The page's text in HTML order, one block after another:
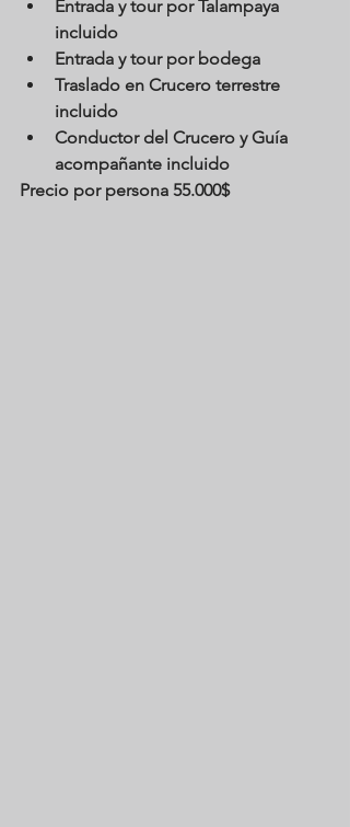
Entrada y tour por Talampaya
incluido
Entrada y tour por bodega
Traslado en Crucero terrestre
incluido
Conductor del Crucero y Guía
acompañante incluido
Precio por persona 55.000$